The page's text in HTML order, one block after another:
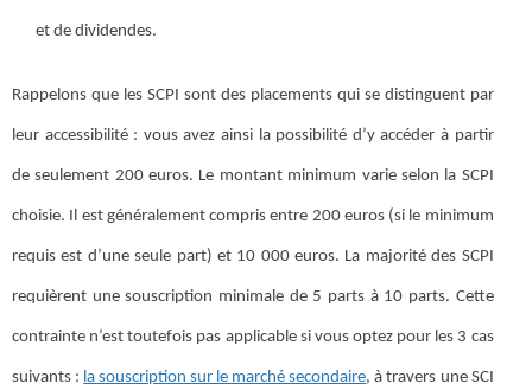
et de dividendes.
Rappelons que les SCPI sont des placements qui se distinguent par
leur accessibilité : vous avez ainsi la possibilité d’y accéder à partir
de seulement 200 euros. Le montant minimum varie selon la SCPI
choisie. Il est généralement compris entre 200 euros (si le minimum
requis est d’une seule part) et 10 000 euros. La majorité des SCPI
requièrent une souscription minimale de 5 parts à 10 parts. Cette
contrainte n’est toutefois pas applicable si vous optez pour les 3 cas
suivants : la souscription sur le marché secondaire, à travers une SCI